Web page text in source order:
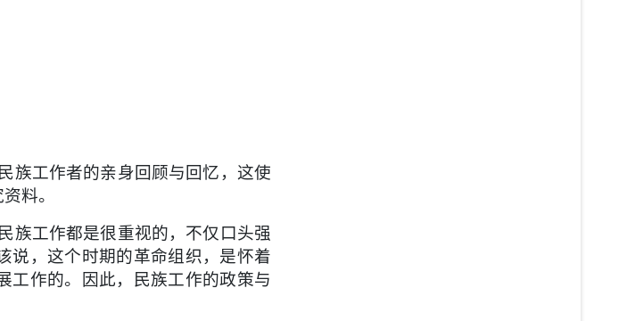
工作者的亲身回顾与回忆，这使
料。
族工作都是很重视的，不仅口头强
说，这个时期的革命组织，是怀着
作的。 因此，民族工作的政策与